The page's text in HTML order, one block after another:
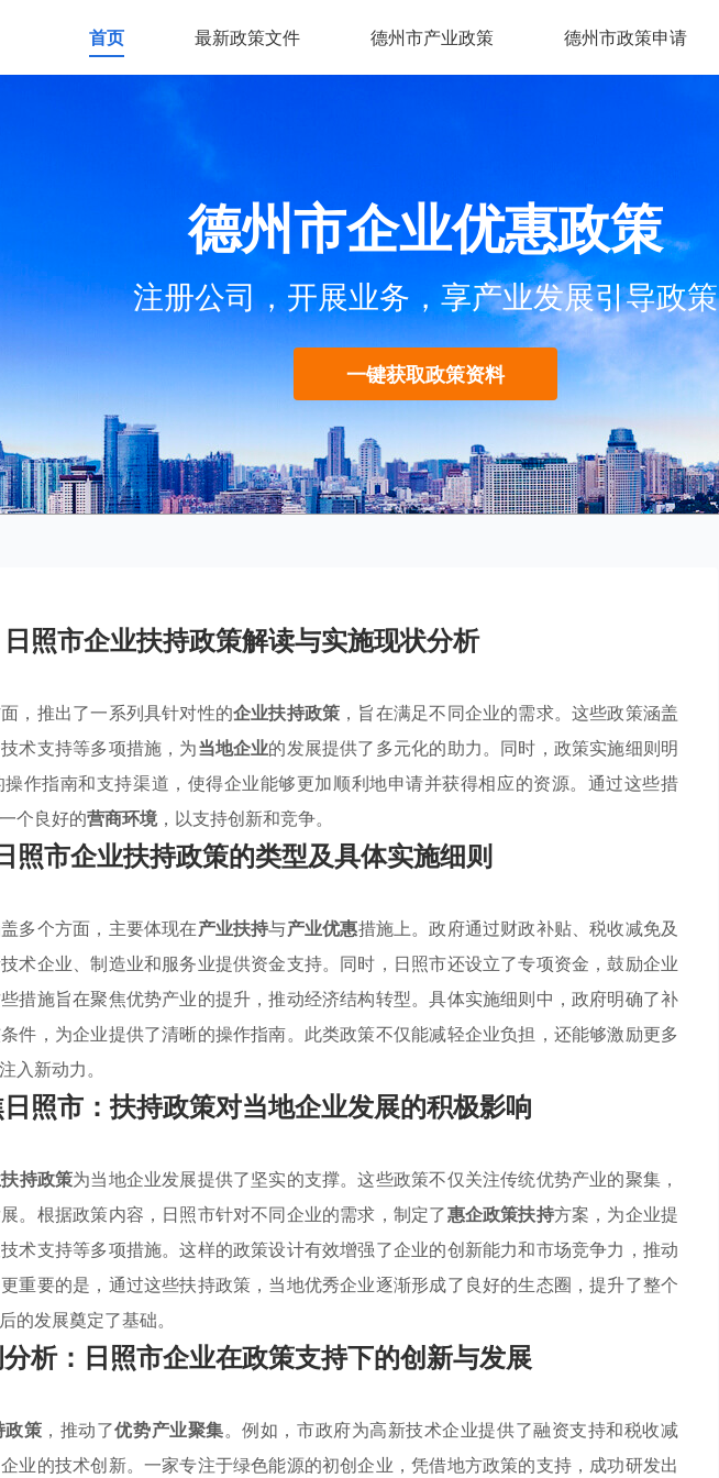
首页 最新政策文件 德州市产业政策 德州市政策申请
德州市企业优惠政策
注册公司，开展业务，享产业发展引导政策
一键获取政策资料
日照市企业扶持政策解读与实施现状分析
，推出了一系列具针对性的企业扶持政策 ，旨在满足不同企业的需求。这些政策涵盖
术支持等多项措施，为当地企业的发展提供了多元化的助力。同时，政策实施细则明
作指南和支持渠道，使得企业能够更加顺利地申请并获得相应的资源。通过这些措
个良好的营商环境，以支持创新和竞争。
照市企业扶持政策的类型及具体实施细则
多个方面，主要体现在产业扶持与产业优惠措施上。政府通过财政补贴、税收减免及
术企业、制造业和服务业提供资金支持。同时，日照市还设立了专项资金，鼓励企业
措施旨在聚焦优势产业的提升，推动经济结构转型。具体实施细则中，政府明确了补
件，为企业提供了清晰的操作指南。此类政策不仅能减轻企业负担，还能够激励更多
入新动力。
照市：扶持政策对当地企业发展的积极影响
持政策为当地企业发展提供了坚实的支撑。这些政策不仅关注传统优势产业的聚集，
。根据政策内容，日照市针对不同企业的需求，制定了惠企政策扶持方案，为企业提
术支持等多项措施。这样的政策设计有效增强了企业的创新能力和市场竞争力，推动
重要的是，通过这些扶持政策，当地优秀企业逐渐形成了良好的生态圈，提升了整个
的发展奠定了基础。
析：日照市企业在政策支持下的创新与发展
政策 ，推动了优势产业聚集。例如，市政府为高新技术企业提供了融资支持和税收减
业的技术创新。一家专注于绿色能源的初创企业，凭借地方政策的支持，成功研发出